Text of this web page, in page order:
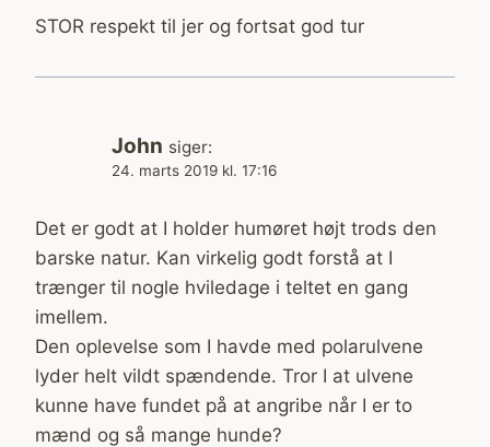
STOR respekt til jer og fortsat god tur
John siger:
24. marts 2019 kl. 17:16
Det er godt at I holder humøret højt trods den
barske natur. Kan virkelig godt forstå at I
trænger til nogle hviledage i teltet en gang
imellem.
Den oplevelse som I havde med polarulvene
lyder helt vildt spændende. Tror I at ulvene
kunne have fundet på at angribe når I er to
mænd og så mange hunde?